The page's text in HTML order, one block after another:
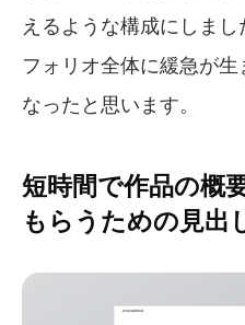
えるような構成にしま
フォリオ全体に緩急が
なったと思います。
短時間で作品の概
もらうための見出